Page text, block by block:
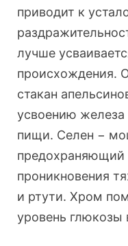
приводит к
лучше
происхождения.
стакан
усвоению железа
пищи. Селен −
предохраняющий
проникновения
и ртути. Хром
уровень глюкозы